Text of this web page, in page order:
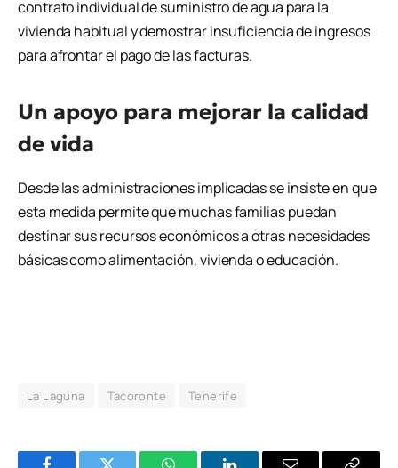
contrato individual de suministro de agua para la
vivienda habitual y demostrar insuficiencia de ingresos
para afrontar el pago de las facturas.
Un apoyo para mejorar la calidad
de vida
Desde las administraciones implicadas se insiste en que
esta medida permite que muchas familias puedan
destinar sus recursos económicos a otras necesidades
básicas como alimentación, vivienda o educación.
La Laguna Tacoronte Tenerife